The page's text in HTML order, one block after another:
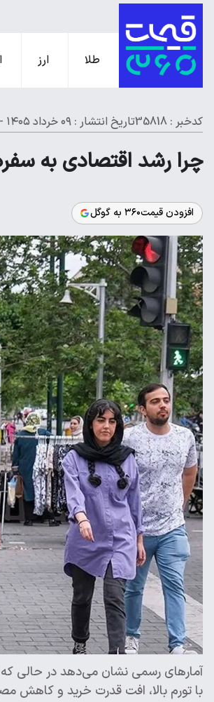
طلا ارز
کدخبر : 35818 تاریخ انتشار : ۰۹ خرداد ۱۴۰۵ - ۱۹:۳۰
چرا رشد اقتصادی به
افزودن قیمت۳۶۰ به گوگل
آمارهای رسمی نشان می‌دهد در حالی که
با تورم بالا، افت قدرت خرید و کاهش